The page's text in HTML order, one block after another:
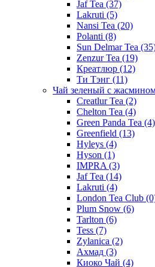
Jaf Tea (37)
Lakruti (5)
Nansi Tea (20)
Polanti (8)
Sun Delmar Tea
Zenzur Tea (19)
Креатлюр (12)
Ти Тэнг (11)
Чай зеленый с
Creatlur Tea (2)
Chelton Tea (4)
Green Panda Tea (4)
Greenfield (13)
Hyleys (4)
Hyson (1)
IMPRA (3)
Jaf Tea (14)
Lakruti (4)
London Tea Club
Plum Snow (6)
Tarlton (6)
Tess (7)
Zylanica (2)
Ахмад (3)
Киоко Чай (4)